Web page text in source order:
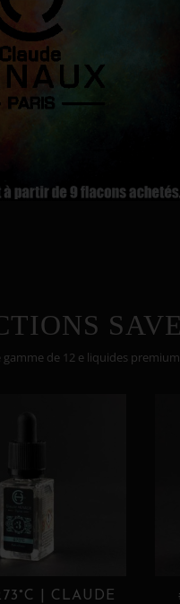
gamme de 12 e liquides
| CLAUDE